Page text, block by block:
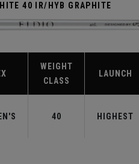
40 IR/HYB GRAPHITE
WEIGHT
CLASS
LAUNCH
40 HIGHEST